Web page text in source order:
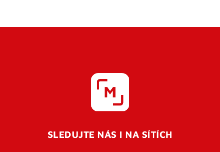
SLEDUJTE NÁS I NA SÍTÍCH